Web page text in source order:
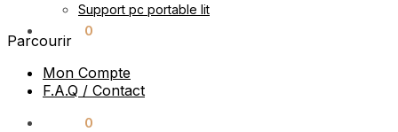
0
Support pc portable lit
Parcourir
Mon Compte
F.A.Q / Contact
0